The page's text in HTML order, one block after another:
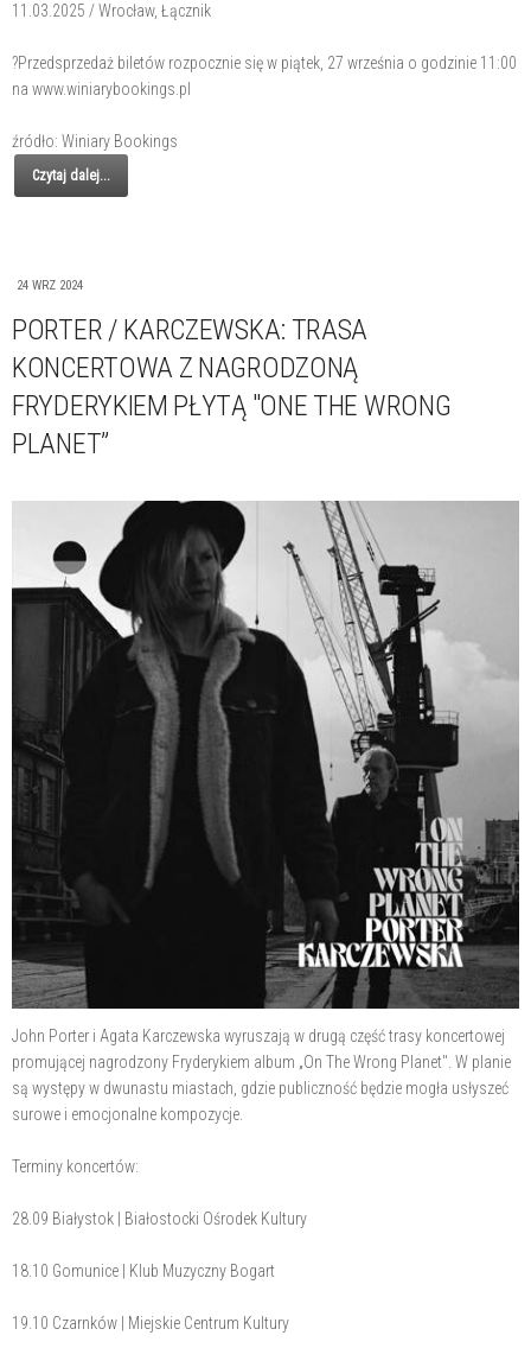
11.03.2025 / Wrocław, Łącznik
?Przedsprzedaż biletów rozpocznie się w piątek, 27 września o godzinie 11:00
na www.winiarybookings.pl
źródło: Winiary Bookings
Czytaj dalej...
24 WRZ 2024
PORTER / KARCZEWSKA: TRASA
KONCERTOWA Z NAGRODZONĄ
FRYDERYKIEM PŁYTĄ "ONE THE WRONG
PLANET”
John Porter i Agata Karczewska wyruszają w drugą część trasy koncertowej
promującej nagrodzony Fryderykiem album „On The Wrong Planet". W planie
są występy w dwunastu miastach, gdzie publiczność będzie mogła usłyszeć
surowe i emocjonalne kompozycje.
Terminy koncertów:
28.09 Białystok | Białostocki Ośrodek Kultury
18.10 Gomunice | Klub Muzyczny Bogart
19.10 Czarnków | Miejskie Centrum Kultury